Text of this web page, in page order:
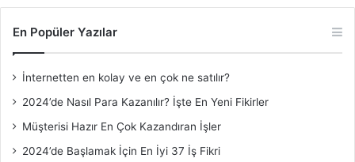
En Popüler Yazılar
İnternetten en kolay ve en çok ne satılır?
2024’de Nasıl Para Kazanılır? İşte En Yeni Fikirler
Müşterisi Hazır En Çok Kazandıran İşler
2024’de Başlamak İçin En İyi 37 İş Fikri